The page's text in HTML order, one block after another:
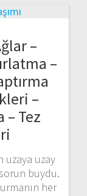
–
–
–
– Tez
uzaya uzay
buydu.
her